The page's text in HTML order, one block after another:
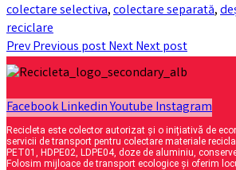
colectare selectiva,colectare separată,
reciclare
PrevPrevious postNextNext post
FacebookLinkedinYoutubeInstagram
Recicleta este colector autorizat și o inițiativă de
servicii de transport pentru colectare materiale
PET01, HDPE02, LDPE04, doze de aluminiu,
Folosim mijloace de transport ecologice și oferim